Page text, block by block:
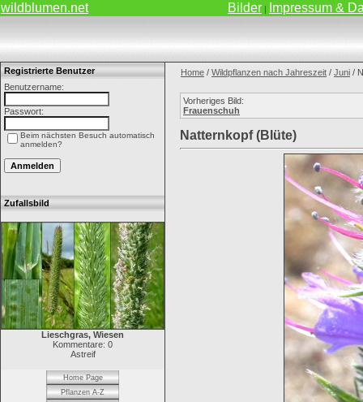
wildblumen.net Bilder | Impressum &
Registrierte Benutzer
Benutzername:
Passwort:
Beim nächsten Besuch automatisch
anmelden?
Zufallsbild
Lieschgras, Wiesen
Kommentare: 0
Astreif
Home Page
Pflanzen A-Z
Home / Wildpflanzen nach Jahreszeit / Juni /
Vorheriges Bild:
Frauenschuh
Natternkopf (Blüte)